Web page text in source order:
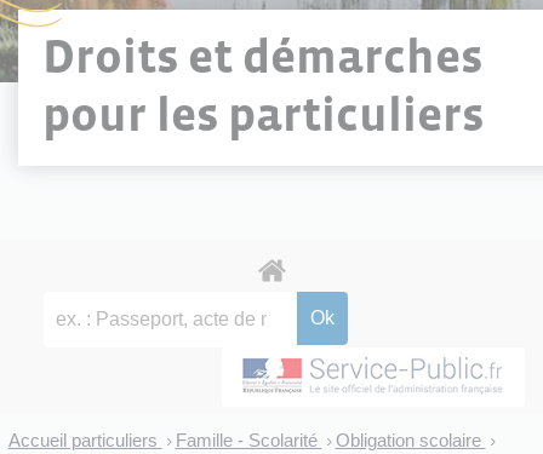
Droits et démarches
pour les particuliers
Accueil particuliers > Famille - Scolarité > Obligation scolaire >